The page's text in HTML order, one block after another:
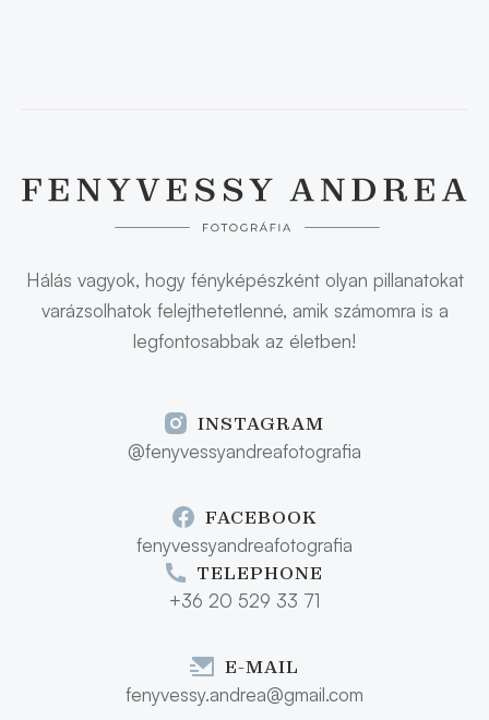
INSTAGRAM
@fenyvessyandreafotografia
FACEBOOK
fenyvessyandreafotografia
Hálás vagyok, hogy fényképészként olyan pillanatokat
varázsolhatok felejthetetlenné, amik számomra is a
legfontosabbak az életben!
TELEPHONE
+36 20 529 33 71
E-MAIL
fenyvessy.andrea@gmail.com